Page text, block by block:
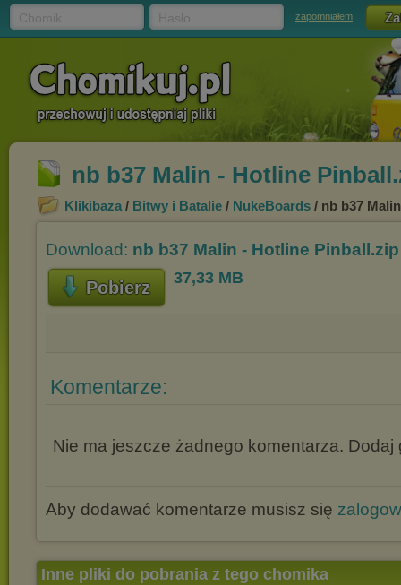
zapomniałem
nb b37 Malin - Hotline
Klikibaza / Bitwy i Batalie / NukeBoards / nb b37
Download: nb b37 Malin - Hotline Pinball.zip
Pobierz 37,33 MB
Komentarze:
Nie ma jeszcze żadnego komentarza. Dodaj
Aby dodawać komentarze musisz się
Inne pliki do pobrania z tego chomika